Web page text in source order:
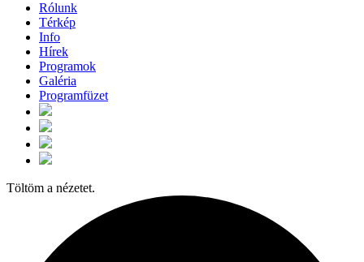
Rólunk
Térkép
Info
Hírek
Programok
Galéria
Programfüzet
Töltöm a nézetet.